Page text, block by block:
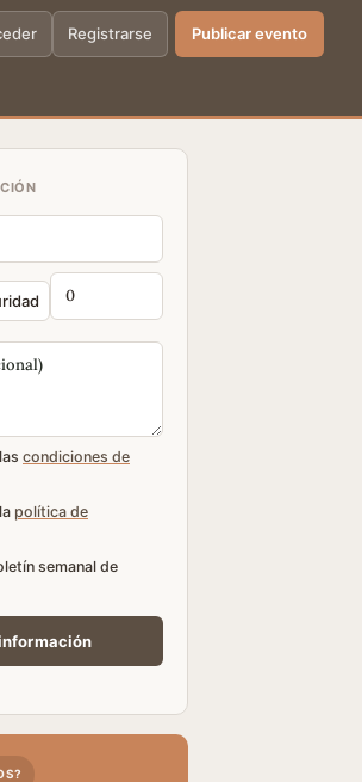
Registrarse Publicar evento
condiciones de
política de
semanal de